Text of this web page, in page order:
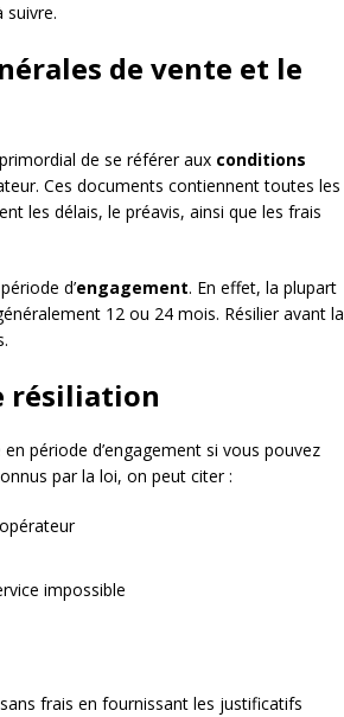
suivre.
de vente et le
de se référer aux conditions
Ces documents contiennent toutes les
les délais, le préavis, ainsi que les frais
d’engagement. En effet, la plupart
12 ou 24 mois. Résilier avant la
résiliation
période d’engagement si vous pouvez
par la loi, on peut citer :
impossible
frais en fournissant les justificatifs